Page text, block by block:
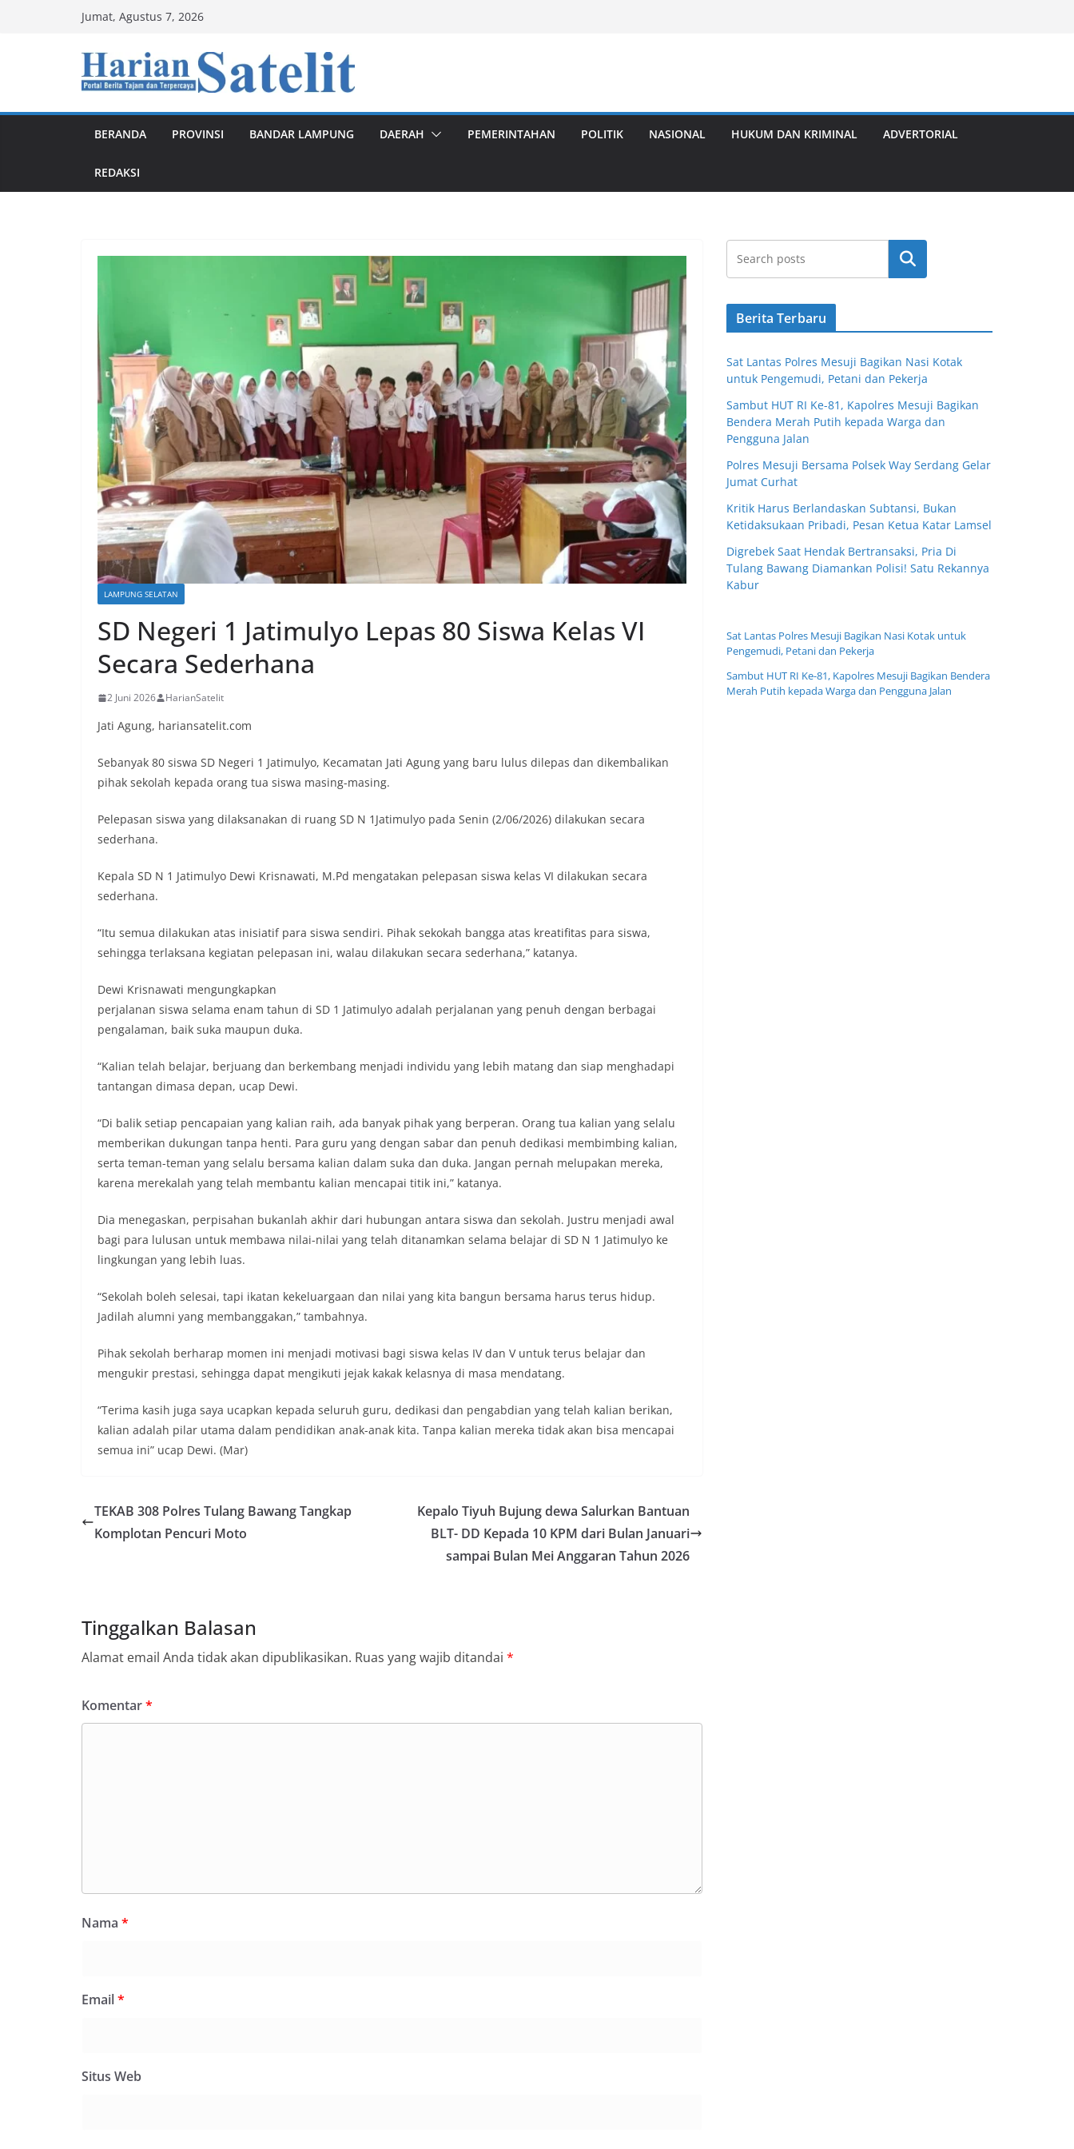
Jumat, Agustus 7, 2026
BERANDA PROVINSI BANDAR LAMPUNG DAERAH PEMERINTAHAN POLITIK NASIONAL HUKUM DAN KRIMINAL ADVERTORIAL
REDAKSI
LAMPUNG SELATAN
SD Negeri 1 Jatimulyo Lepas 80 Siswa Kelas VI
Secara Sederhana
2 Juni 2026 HarianSatelit
Jati Agung, hariansatelit.com
Sebanyak 80 siswa SD Negeri 1 Jatimulyo, Kecamatan Jati Agung yang baru lulus dilepas dan dikembalikan
pihak sekolah kepada orang tua siswa masing-masing.
Pelepasan siswa yang dilaksanakan di ruang SD N 1Jatimulyo pada Senin (2/06/2026) dilakukan secara
sederhana.
Kepala SD N 1 Jatimulyo Dewi Krisnawati, M.Pd mengatakan pelepasan siswa kelas VI dilakukan secara
sederhana.
“Itu semua dilakukan atas inisiatif para siswa sendiri. Pihak sekokah bangga atas kreatifitas para siswa,
sehingga terlaksana kegiatan pelepasan ini, walau dilakukan secara sederhana,” katanya.
Dewi Krisnawati mengungkapkan
perjalanan siswa selama enam tahun di SD 1 Jatimulyo adalah perjalanan yang penuh dengan berbagai
pengalaman, baik suka maupun duka.
“Kalian telah belajar, berjuang dan berkembang menjadi individu yang lebih matang dan siap menghadapi
tantangan dimasa depan, ucap Dewi.
“Di balik setiap pencapaian yang kalian raih, ada banyak pihak yang berperan. Orang tua kalian yang selalu
memberikan dukungan tanpa henti. Para guru yang dengan sabar dan penuh dedikasi membimbing kalian,
serta teman-teman yang selalu bersama kalian dalam suka dan duka. Jangan pernah melupakan mereka,
karena merekalah yang telah membantu kalian mencapai titik ini,” katanya.
Dia menegaskan, perpisahan bukanlah akhir dari hubungan antara siswa dan sekolah. Justru menjadi awal
bagi para lulusan untuk membawa nilai-nilai yang telah ditanamkan selama belajar di SD N 1 Jatimulyo ke
lingkungan yang lebih luas.
“Sekolah boleh selesai, tapi ikatan kekeluargaan dan nilai yang kita bangun bersama harus terus hidup.
Jadilah alumni yang membanggakan,” tambahnya.
Pihak sekolah berharap momen ini menjadi motivasi bagi siswa kelas IV dan V untuk terus belajar dan
mengukir prestasi, sehingga dapat mengikuti jejak kakak kelasnya di masa mendatang.
“Terima kasih juga saya ucapkan kepada seluruh guru, dedikasi dan pengabdian yang telah kalian berikan,
kalian adalah pilar utama dalam pendidikan anak-anak kita. Tanpa kalian mereka tidak akan bisa mencapai
semua ini” ucap Dewi. (Mar)
TEKAB 308 Polres Tulang Bawang Tangkap
Komplotan Pencuri Moto
Kepalo Tiyuh Bujung dewa Salurkan Bantuan
BLT- DD Kepada 10 KPM dari Bulan Januari
sampai Bulan Mei Anggaran Tahun 2026
Tinggalkan Balasan
Alamat email Anda tidak akan dipublikasikan. Ruas yang wajib ditandai *
Komentar*
Nama *
Email*
Situs Web
Cari
Berita Terbaru
Sat Lantas Polres Mesuji Bagikan Nasi Kotak
untuk Pengemudi, Petani dan Pekerja
Sambut HUT RI Ke-81, Kapolres Mesuji Bagikan
Bendera Merah Putih kepada Warga dan
Pengguna Jalan
Polres Mesuji Bersama Polsek Way Serdang Gelar
Jumat Curhat
Kritik Harus Berlandaskan Subtansi, Bukan
Ketidaksukaan Pribadi, Pesan Ketua Katar Lamsel
Digrebek Saat Hendak Bertransaksi, Pria Di
Tulang Bawang Diamankan Polisi! Satu Rekannya
Kabur
Sat Lantas Polres Mesuji Bagikan Nasi Kotak untuk
Pengemudi, Petani dan Pekerja
Sambut HUT RI Ke-81, Kapolres Mesuji Bagikan Bendera
Merah Putih kepada Warga dan Pengguna Jalan